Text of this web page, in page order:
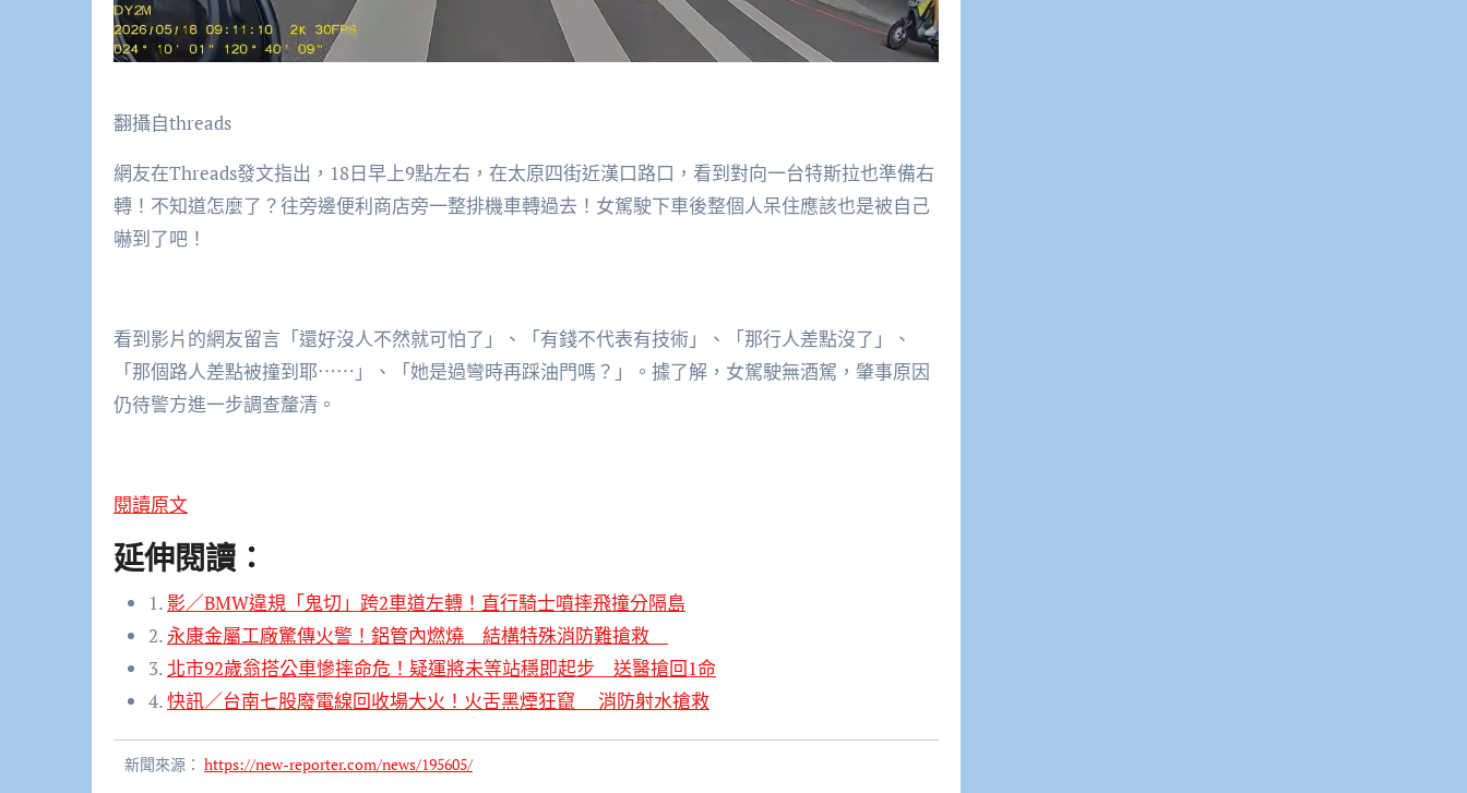
翻攝自threads
網友在Threads發文指出，18日早上9點左右，在太原四街近漢口路口，看到對向一台特斯拉也準備右
轉！不知道怎麼了？往旁邊便利商店旁一整排機車轉過去！女駕駛下車後整個人呆住應該也是被自己
嚇到了吧！
看到影片的網友留言「還好沒人不然就可怕了」、「有錢不代表有技術」、「那行人差點沒了」、
「那個路人差點被撞到耶⋯⋯」、「她是過彎時再踩油門嗎？」。據了解，女駕駛無酒駕，肇事原因
仍待警方進一步調查釐清。
閱讀原文
延伸閱讀：
1. 影／BMW違規「鬼切」跨2車道左轉！直行騎士噴摔飛撞分隔島
2. 永康金屬工廠驚傳火警！鋁管內燃燒 結構特殊消防難搶救
3. 北市92歲翁搭公車慘摔命危！疑運將未等站穩即起步 送醫搶回1命
4.快訊／台南七股廢電線回收場大火！火舌黑煙狂竄 消防射水搶救
新聞來源： https://new-reporter.com/news/195605/